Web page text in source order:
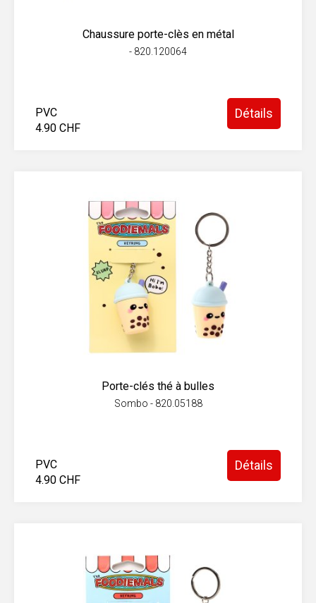
Chaussure porte-clès en métal
- 820.120064
PVC
4.90 CHF
Détails
Porte-clés thé à bulles
Sombo - 820.05188
PVC
4.90 CHF
Détails